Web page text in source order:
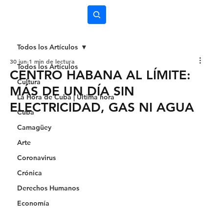
Todos los Artículos
Cultura
La Hora de Cuba | Última hora
Cuba
Camagüey
Arte
Coronavirus
Crónica
Derechos Humanos
Economía
Todos los Artículos
CENTRO HABANA AL LÍMITE:
MÁS DE UN DÍA SIN
ELECTRICIDAD, GAS NI AGUA
30 jun 1 min de lectura